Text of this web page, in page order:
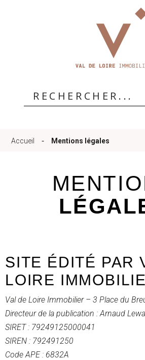
Accueil - Mentions légales
SITE ÉDITÉ PAR
LOIRE
Val de Loire Immobilier – 3 Place du
Directeur de la publication : Arnaud
SIRET : 79249125000041
SIREN : 792491250
Code APE : 6832A
bureaux
Services
Biens